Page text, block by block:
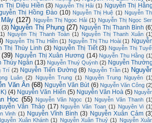
Thị Diệu Hiền (3) Nguyễn Thị Hải (1) Nguyễn Thị
Thị Hồng Đào (10) Nguyễn Thị Huệ (1) Nguyễn
(127) Nguyễn Thị Ngọc Hải (1) Nguyễn Thị Ngọc
(3) Nguyễn Thị Phụng (27) Nguyễn Thị Thanh Bình
Nguyễn Thị Thanh Toàn (1) Nguyễn Thị Thanh Xuân
Nguyễn Thị Thu Hiền (1) Nguyễn Thị Thu Hoài (1)
Thị Thùy Linh (3) Nguyễn Thị Tiết (3) Nguyễn Thị
(39) Nguyễn Thị Xuân Hương (14) Nguyễn Thu Hằng
Thúy Ngân (13) Nguyễn Thuý Quỳnh (2) Nguyễn
Trí (2) Nguyễn Tiến Đường (8) Nguyễn Trần (1)
Luân (2) Nguyễn Trung (1) Nguyễn Trung Nguyên
Văn Ân (68) Nguyễn Văn Bút (6) Nguyễn Văn Công
(4) Nguyễn Văn Hiến (5) Nguyễn Văn Hoà (5)
Học (55) Nguyễn Văn Ngọc (1) Nguyễn Văn Thanh
Văn Thảo (17) Nguyễn Văn Toan (1) Nguyên Vi
Vinh (1) Nguyễn Vĩnh Bình (3) Nguyễn Xuân Cảm
Xuân Khánh (1) Nguyễn Xuân Thuỷ (1) Nguyễn